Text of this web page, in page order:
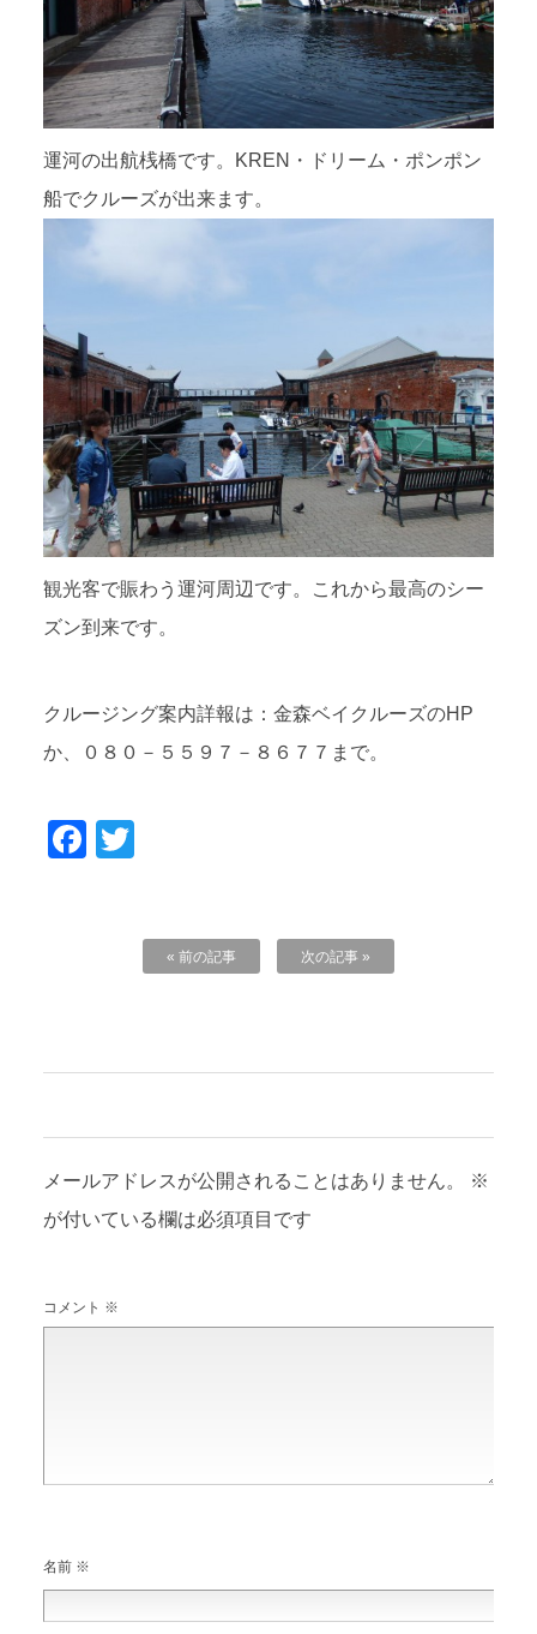
運河の出航桟橋です。KREN・ドリーム・ポンポン
船でクルーズが出来ます。
観光客で賑わう運河周辺です。これから最高のシー
ズン到来です。
クルージング案内詳報は：金森ベイクルーズのHP
か、０８０－５５９７－８６７７まで。
Facebook
« 前の記事 次の記事 »
メールアドレスが公開されることはありません。
※
が付いている欄は必須項目です
コメント ※
名前 ※